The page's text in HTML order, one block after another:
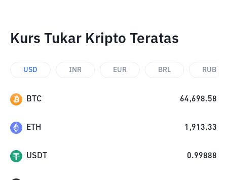
Kurs Tukar Kripto Teratas
USD INR EUR BRL RUB
BTC 64,698.58
ETH 1,913.33
USDT 0.99888